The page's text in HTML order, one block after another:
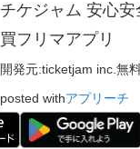
チケジャム 安心
買フリマアプリ
開発元:ticketjam inc. 無
posted withアプリーチ